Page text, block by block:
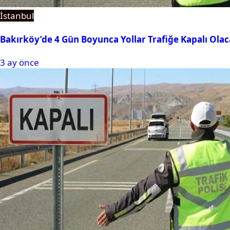
İstanbul
Bakırköy’de 4 Gün Boyunca Yollar Trafiğe Kapalı
3 ay önce